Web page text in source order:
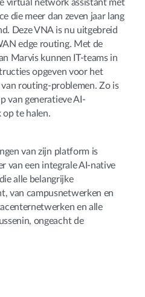
virtual network assistant met
die meer dan zeven jaar lang
Deze VNA is nu uitgebreid
edge routing. Met de
Marvis kunnen IT-teams in
opgeven voor het
routing-problemen. Zo is
van generatieve AI-
te halen.
van zijn platform is
van een integrale AI-native
alle belangrijke
van campusnetwerken en
en alle
ongeacht de